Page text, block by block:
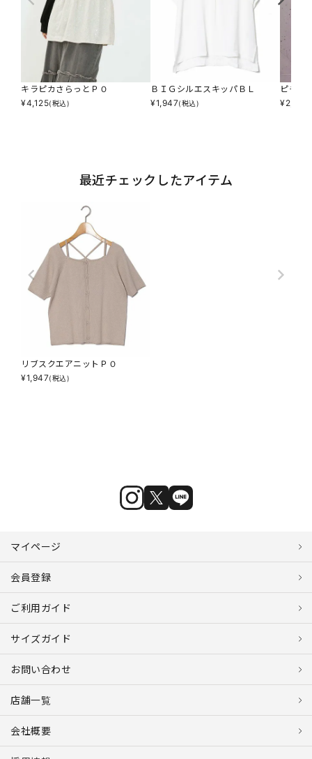
キラピカさらっとＰＯ
¥4,125(税込)
ＢＩＧシルエスキッパＢＬ
¥1,947(税込)
ピチピ
¥2,277
最近チェックしたアイテム
リブスクエアニットＰＯ
¥1,947(税込)
マイページ
会員登録
ご利用ガイド
サイズガイド
お問い合わせ
店舗一覧
会社概要